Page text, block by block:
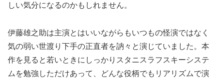
しい気分になるのかもしれません。
伊藤雄之助は主演とはいいながらもいつもの怪演ではなく
気の弱い世渡り下手の正直者を訥々と演じていました。本
作を見ると若いときにしっかりスタニスラフスキーシステ
ムを勉強しただけあって、どんな役柄でもリアリズムで演